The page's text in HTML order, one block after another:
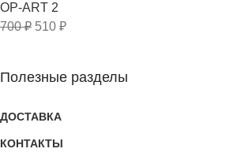
OP-ART 2
700₽ 510 ₽
Полезные разделы
ДОСТАВКА
КОНТАКТЫ